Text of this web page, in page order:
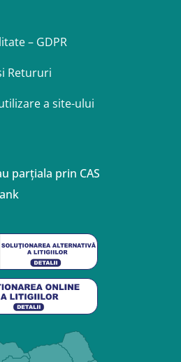
– GDPR
Retururi
a site-ului
parțiala prin CAS